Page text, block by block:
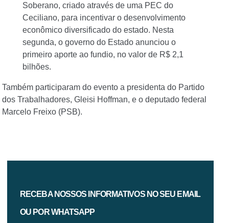
Soberano, criado através de uma PEC do
Ceciliano, para incentivar o desenvolvimento
econômico diversificado do estado. Nesta
segunda, o governo do Estado anunciou o
primeiro aporte ao fundio, no valor de R$ 2,1
bilhões.
Também participaram do evento a presidenta do Partido
dos Trabalhadores, Gleisi Hoffman, e o deputado federal
Marcelo Freixo (PSB).
RECEBA NOSSOS INFORMATIVOS NO SEU EMAIL
OU POR WHATSAPP